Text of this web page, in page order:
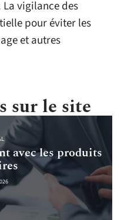
vigilance des
pour éviter les
et autres
sur le site
avec les produits